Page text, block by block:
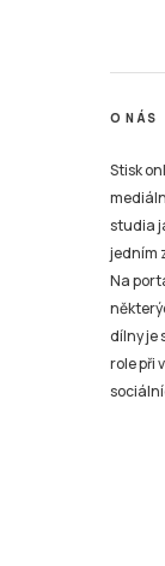
O NÁS
Stisk
studia
jedním
Na
dílny je
role při